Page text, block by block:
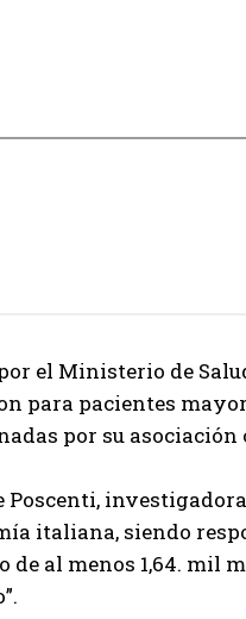
el Ministerio de
para pacientes
por su
italiana, siendo
al menos 1,64. mil